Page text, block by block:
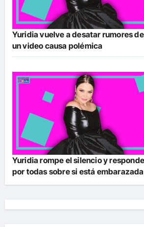
Yuridia vuelve a desatar rumores
un video causa polémica
Yuridia rompe el silencio y
por todas sobre si está